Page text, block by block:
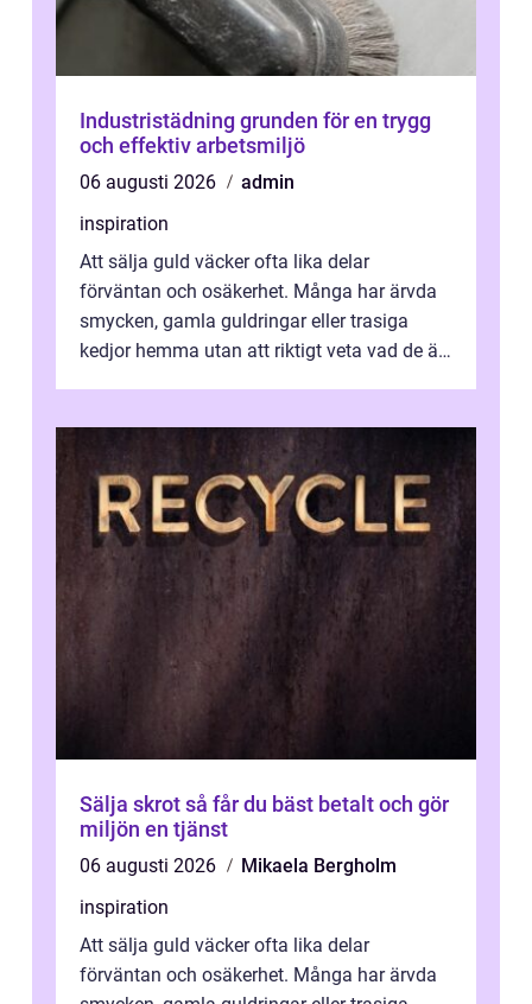
Industristädning grunden för en trygg
och effektiv arbetsmiljö
06 augusti 2026
admin
inspiration
Att sälja guld väcker ofta lika delar
förväntan och osäkerhet. Många har ärvda
smycken, gamla guldringar eller trasiga
kedjor hemma utan att riktigt veta vad de är
Sälja skrot så får du bäst betalt och gör
miljön en tjänst
06 augusti 2026
Mikaela Bergholm
inspiration
Att sälja guld väcker ofta lika delar
förväntan och osäkerhet. Många har ärvda